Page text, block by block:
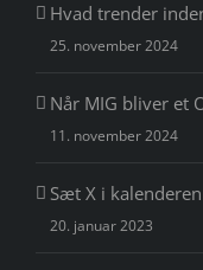
Hvad trender
25. november 2024
Når MIG bliver et
11. november 2024
Sæt X i kalenderen
20. januar 2023